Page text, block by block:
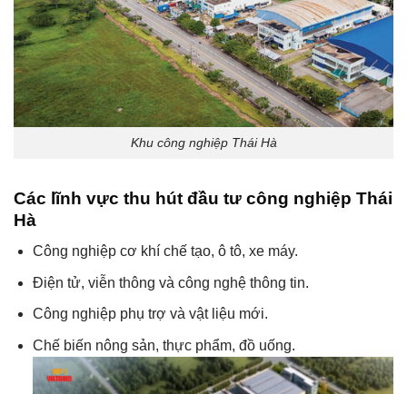
Khu công nghiệp Thái Hà
Các lĩnh vực thu hút đầu tư công nghiệp Thái
Hà
Công nghiệp cơ khí chế tạo, ô tô, xe máy.
Điện tử, viễn thông và công nghệ thông tin.
Công nghiệp phụ trợ và vật liệu mới.
Chế biến nông sản, thực phẩm, đồ uống.